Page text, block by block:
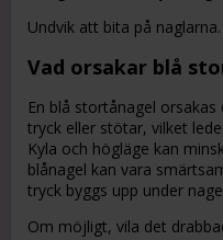
Undvik att bita på naglarna.
Vad orsakar blå
En blå stortånagel
tryck eller stötar, vilket
Kyla och högläge kan
blånagel kan vara
tryck byggs upp under
Om möjligt, vila det